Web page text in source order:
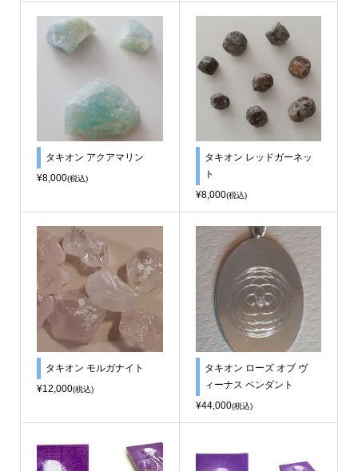
タキオン アクアマリン
¥8,000(税込)
タキオン レッドガーネッ
ト
¥8,000(税込)
タキオン モルガナイト
¥12,000(税込)
タキオン ローズ オブ ヴ
ィーナス ペンダント
¥44,000(税込)